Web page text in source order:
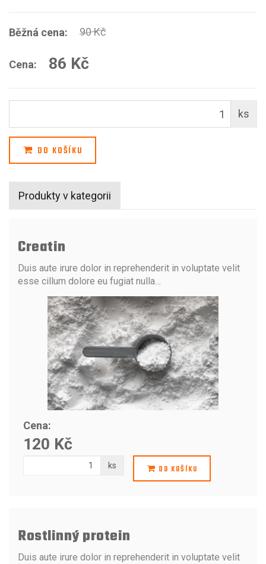
Běžná cena: 90 Kč
Cena: 86 Kč
ks
DO KOŠÍKU
Produkty v kategorii
Creatin
Duis aute irure dolor in reprehenderit in voluptate velit
esse cillum dolore eu fugiat nulla…
Cena:
120 Kč
ks DO KOŠÍKU
Rostlinný protein
Duis aute irure dolor in reprehenderit in voluptate velit